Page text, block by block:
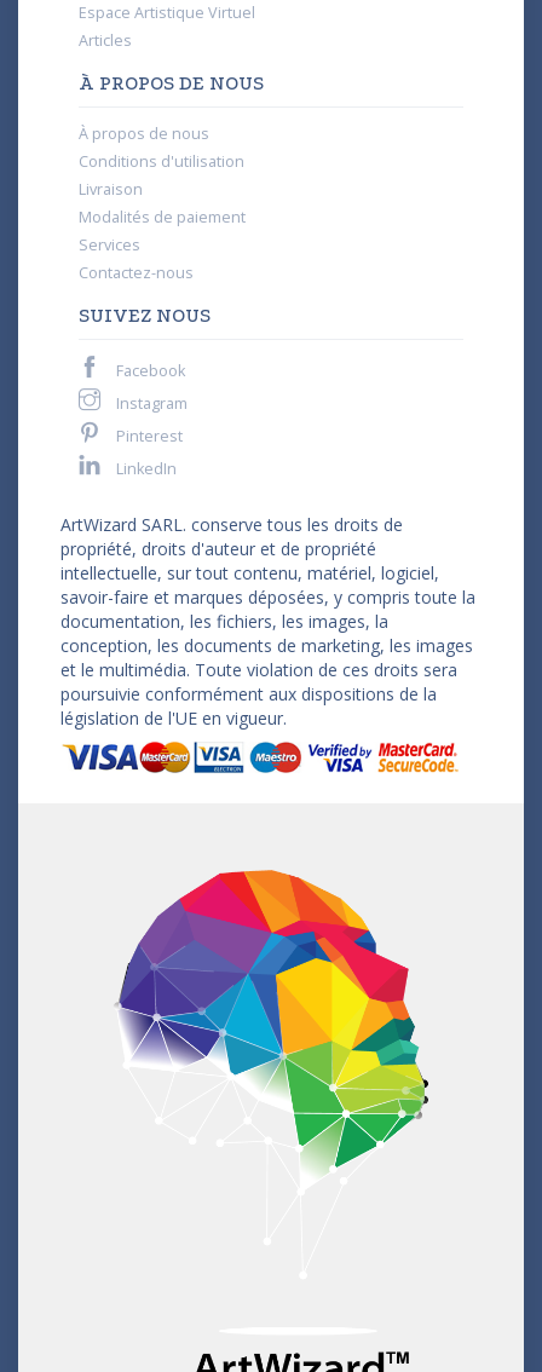
Espace Artistique Virtuel
Articles
À PROPOS DE NOUS
À propos de nous
Conditions d'utilisation
Livraison
Modalités de paiement
Services
Contactez-nous
SUIVEZ NOUS
Facebook
Instagram
Pinterest
LinkedIn
ArtWizard SARL. conserve tous les droits de
propriété, droits d'auteur et de propriété
intellectuelle, sur tout contenu, matériel, logiciel,
savoir-faire et marques déposées, y compris toute la
documentation, les fichiers, les images, la
conception, les documents de marketing, les images
et le multimédia. Toute violation de ces droits sera
poursuivie conformément aux dispositions de la
législation de l'UE en vigueur.